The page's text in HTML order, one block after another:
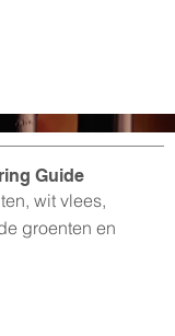
wit vlees,
groenten en
Guide